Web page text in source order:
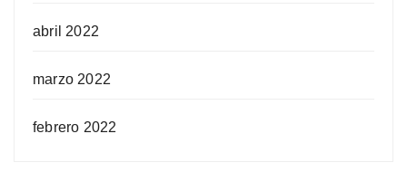
abril 2022
marzo 2022
febrero 2022